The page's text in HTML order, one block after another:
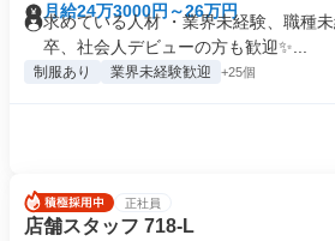
月給24万3000円～26万円
求めている人材 ・業界未経験、職種
卒、社会人デビューの方も歓迎✨...
制服あり 業界未経験歓迎 +25個
正社員
店舗スタッフ 718-L